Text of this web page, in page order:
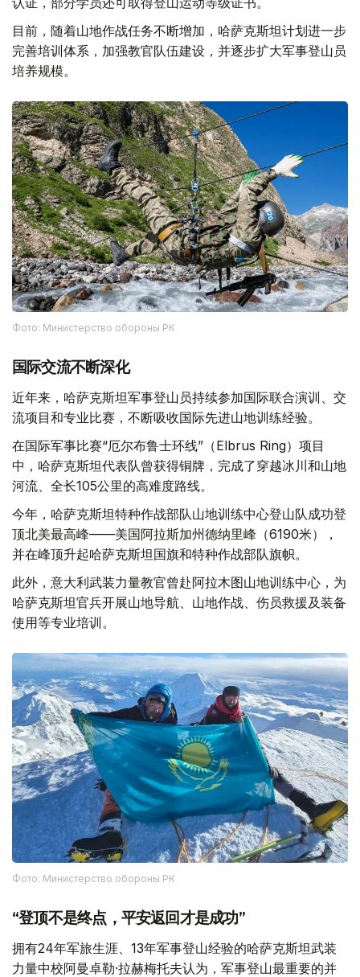
目前，随着山地作战任务不断增加，哈萨克斯坦计划进一步
完善培训体系，加强教官队伍建设，并逐步扩大军事登山员
培养规模。
Фото: Министерство обороны РК
国际交流不断深化
近年来，哈萨克斯坦军事登山员持续参加国际联合演训、交
流项目和专业比赛，不断吸收国际先进山地训练经验。
在国际军事比赛“厄尔布鲁士环线”（Elbrus Ring）项目
中，哈萨克斯坦代表队曾获得铜牌，完成了穿越冰川和山地
河流、全长105公里的高难度路线。
今年，哈萨克斯坦特种作战部队山地训练中心登山队成功登
顶北美最高峰——美国阿拉斯加州德纳里峰（6190米），
并在峰顶升起哈萨克斯坦国旗和特种作战部队旗帜。
此外，意大利武装力量教官曾赴阿拉木图山地训练中心，为
哈萨克斯坦官兵开展山地导航、山地作战、伤员救援及装备
使用等专业培训。
Фото: Министерство обороны РК
“登顶不是终点，平安返回才是成功”
拥有24年军旅生涯、13年军事登山经验的哈萨克斯坦武装
力量中校阿曼卓勒·拉赫梅托夫认为，军事登山最重要的并